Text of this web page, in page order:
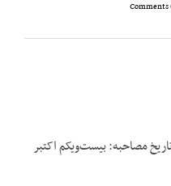
0
مصاحبه: بیست‌‌ویکم اکتبر